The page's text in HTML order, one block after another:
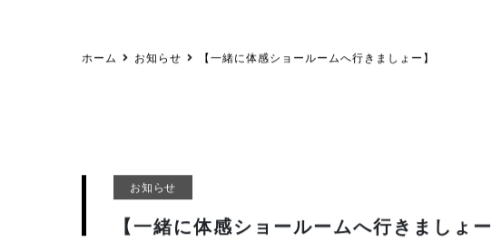
ホーム お知らせ 【一緒に体感ショールームへ行きましょー】
お知らせ
【一緒に体感ショールームへ行きましょー